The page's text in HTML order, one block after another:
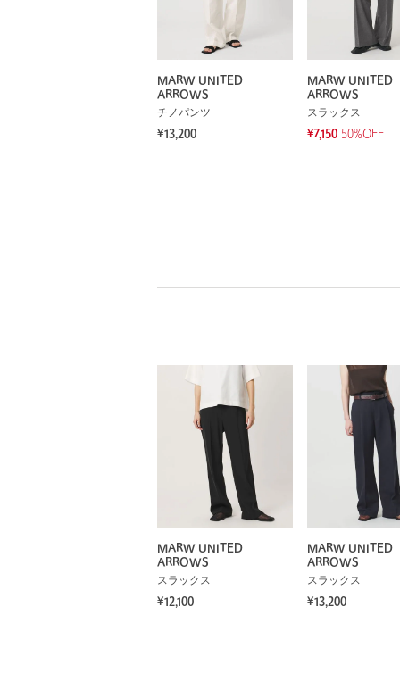
MARW UNITED
ARROWS
チノパンツ
¥13,200
MARW UNITED
ARROWS
スラックス
¥7,150 50%OFF
MARW UNITED
ARROWS
スラックス
¥12,100
MARW UNITED
ARROWS
スラックス
¥13,200